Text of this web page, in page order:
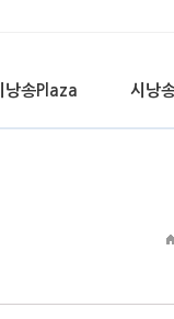
낭송Plaza 시낭